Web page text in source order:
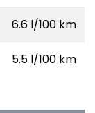
6.6 l/100 km
5.5 l/100 km